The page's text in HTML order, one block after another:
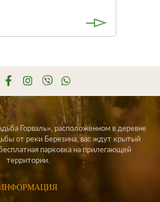
Горваль», расположенном в деревне
от реки Березина, вас ждут крытый
парковка на прилегающей
территории.